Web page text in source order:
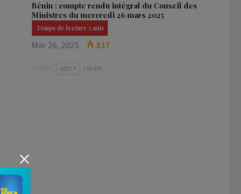
Bénin : compte rendu intégral du Conseil des
Ministres du mercredi 26 mars 2025
Mar 26, 2025 817
NEXT 1 De 533